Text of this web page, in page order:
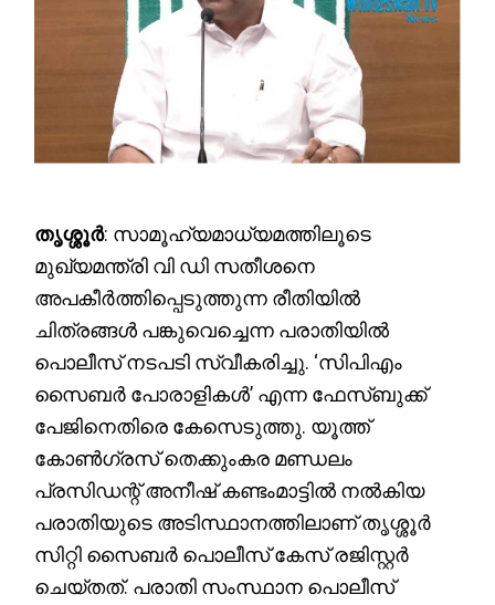
തൃശ്ശൂർ: സാമൂഹ്യമാധ്യമത്തിലൂടെ
മുഖ്യമന്ത്രി വി ഡി സതീശനെ
അപകീർത്തിപ്പെടുത്തുന്ന രീതിയിൽ
ചിത്രങ്ങൾ പങ്കുവെച്ചെന്ന പരാതിയിൽ
പൊലീസ് നടപടി സ്വീകരിച്ചു. ‘സിപിഎം
സൈബർ പോരാളികൾ’ എന്ന ഫേസ്ബുക്ക്
പേജിനെതിരെ കേസെടുത്തു. യൂത്ത്
കോൺഗ്രസ് തെക്കുംകര മണ്ഡലം
പ്രസിഡന്റ് അനീഷ് കണ്ടംമാട്ടിൽ നൽകിയ
പരാതിയുടെ അടിസ്ഥാനത്തിലാണ് തൃശ്ശൂർ
സിറ്റി സൈബർ പൊലീസ് കേസ് രജിസ്റ്റർ
ചെയ്തത്. പരാതി സംസ്ഥാന പൊലീസ്